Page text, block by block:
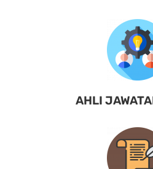
AHLI